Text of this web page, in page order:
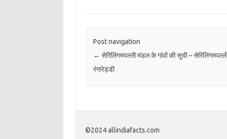
Post navigation
← सेरिलिंगमपल्ली मंडल के गांवों की सूची –
रंगारेड्डी
©2024 allindiafacts.com